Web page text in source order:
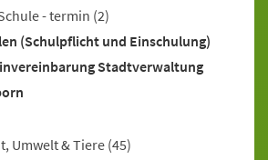
- termin (2)
(Schulpflicht und Einschulung)
Stadtverwaltung
Umwelt & Tiere (45)